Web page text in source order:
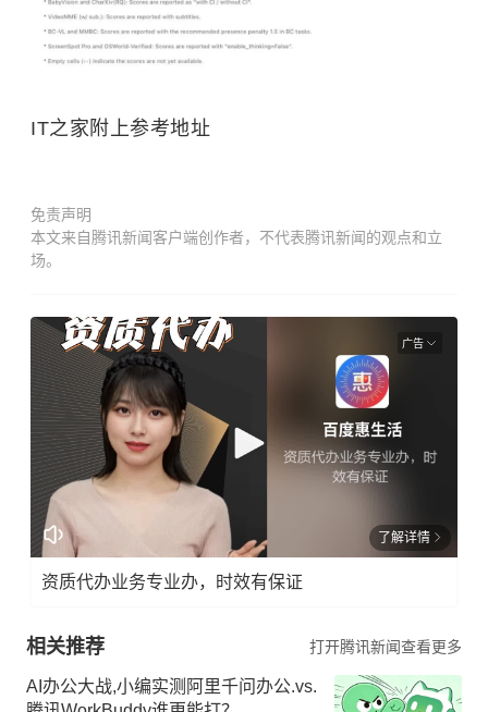
IT之家附上参考地址
免责声明
本文来自腾讯新闻客户端创作者，不代表腾讯新闻的观点和立
场。
广告
了解详情
资质代办业务专业办，时效有保证
相关推荐 打开腾讯新闻查看更多
AI办公大战,小编实测阿里千问办公.vs.